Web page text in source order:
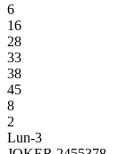
6
16
28
33
38
45
8
2
Lun-3